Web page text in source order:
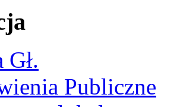
Gł.
Publiczne